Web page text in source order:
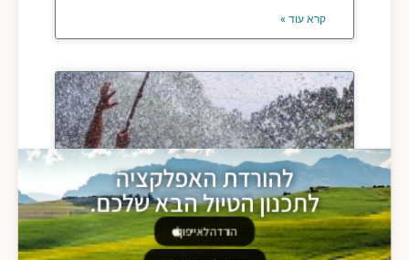
קרא עוד »
להורדת האפלקציה
לתכנון הטיול הבא שלכם.
הורדה לאייפון